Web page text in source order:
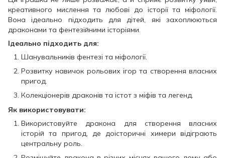
креативного мислення та любові до історії та міфології.
Вона ідеально підходить для дітей, які захоплюються
драконами та фентезійними історіями.
Ідеально підходить для:
Шанувальників фентезі та міфології.
Розвитку навичок рольових ігор та створення власних
пригод.
Колекціонерів драконів та істот з міфів та легенд.
Як використовувати:
Використовуйте дракона для створення власних
історій та пригод, де доісторичні химери відіграють
центральну роль.